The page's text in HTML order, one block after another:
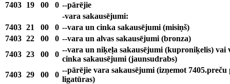
7403 19 00 0 --pārējie
-vara sakausējumi:
7403 21 00 0 --vara un cinka sakausējumi (misiņš)
7403 22 00 0 --vara un alvas sakausējumi (bronza)
7403 23 00 0
--vara un niķeļa sakausējumi (kuproniķelis) vai
cinka sakausējumi (jaunsudrabs)
7403 29 00 0
--pārējie vara sakausējumi (izņemot 7405.preču
ligatūras)